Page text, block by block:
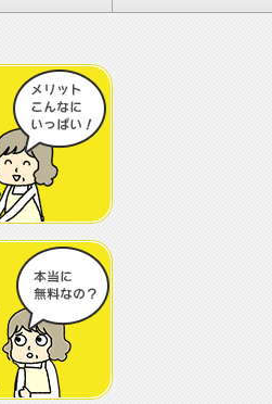
が複雑でわからな
ているの？
か入れないのでは？
しても最後まで住め
すか？